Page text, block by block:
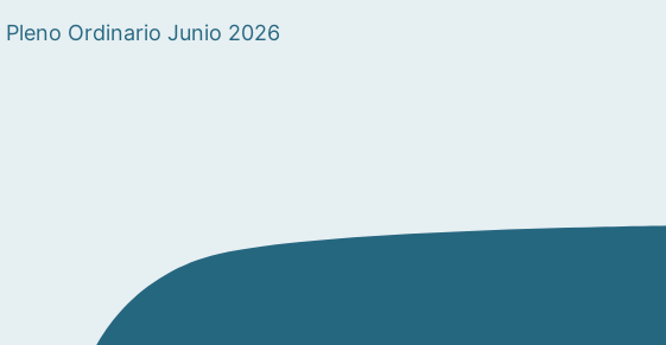
Pleno Ordinario Junio 2026